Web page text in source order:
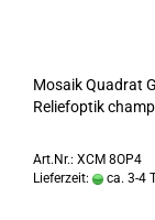
Mosaik Quadrat
Reliefoptik
Art.Nr.: XCM 8OP4
Lieferzeit:
ca. 3-4